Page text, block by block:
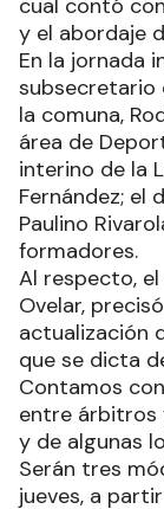
cual contó
y el abordaje
En la jornada
subsecretario
la comuna,
área de
interino de la
Fernández; el
Paulino
formadores.
Al respecto,
Ovelar,
actualización
que se dicta
Contamos
entre árbitros
y de algunas
Serán tres
jueves, a